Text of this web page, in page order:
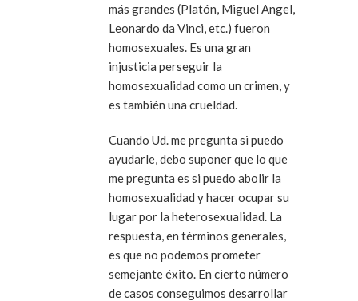
más grandes (Platón, Miguel Angel,
Leonardo da Vinci, etc.) fueron
homosexuales. Es una gran
injusticia perseguir la
homosexualidad como un crimen, y
es también una crueldad.
Cuando Ud. me pregunta si puedo
ayudarle, debo suponer que lo que
me pregunta es si puedo abolir la
homosexualidad y hacer ocupar su
lugar por la heterosexualidad. La
respuesta, en términos generales,
es que no podemos prometer
semejante éxito. En cierto número
de casos conseguimos desarrollar